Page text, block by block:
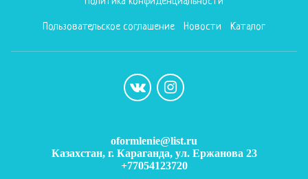
Пользовательское соглашение Новости Каталог
oformlenie@list.ru
Казахстан, г. Караганда, ул. Ержанова 23
+77054123720